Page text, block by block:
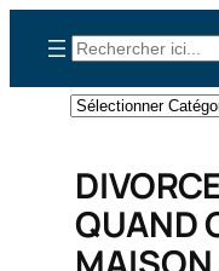
contenu
Rechercher
Catégories
QUAND